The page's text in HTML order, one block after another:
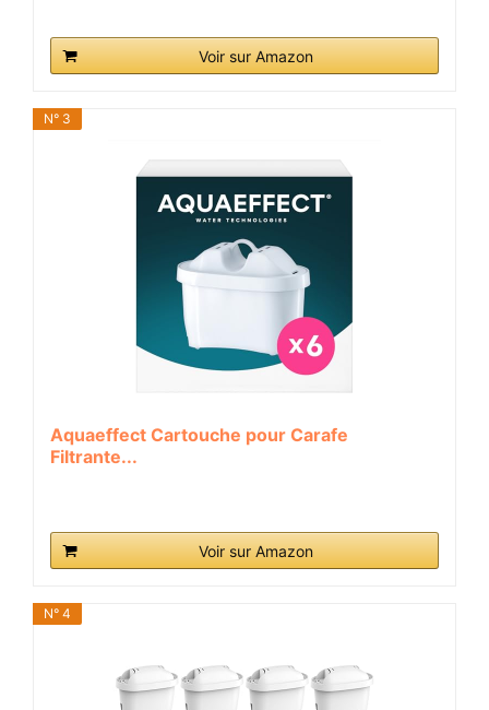
Voir sur Amazon
N° 3
Aquaeffect Cartouche pour Carafe
Filtrante...
Voir sur Amazon
N° 4